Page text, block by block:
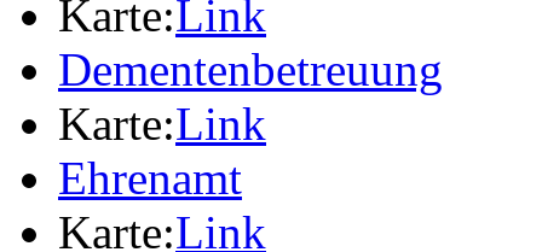
Karte:Link
Dementenbetreuung
Karte:Link
Ehrenamt
Karte:Link